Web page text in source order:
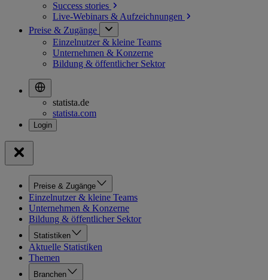
Success stories
Live-Webinars & Aufzeichnungen
Preise & Zugänge
Einzelnutzer & kleine Teams
Unternehmen & Konzerne
Bildung & öffentlicher Sektor
statista.de
statista.com
Preise & Zugänge
Einzelnutzer & kleine Teams
Unternehmen & Konzerne
Bildung & öffentlicher Sektor
Statistiken
Aktuelle Statistiken
Themen
Branchen